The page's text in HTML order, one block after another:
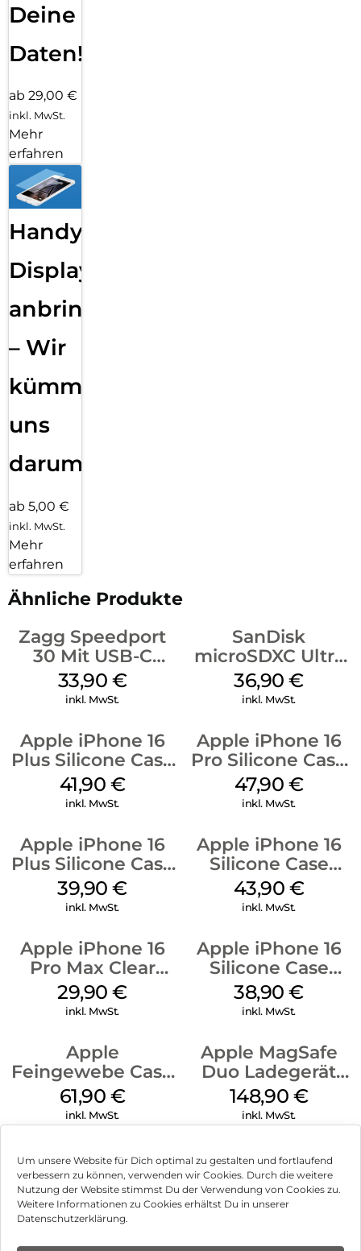
Um unsere Website für Dich optimal zu gestalten und fortlaufend
verbessern zu können, verwenden wir Cookies. Durch die weitere
Nutzung der Website stimmst Du der Verwendung von Cookies zu.
Weitere Informationen zu Cookies erhältst Du in unserer
Datenschutzerklärung.
Deine
Daten!
ab 29,00 €
inkl. MwSt.
Mehr
erfahren
Handy
Displayfolie
anbringen
– Wir
kümmern
uns
darum!
ab 5,00 €
inkl. MwSt.
Mehr
erfahren
Ähnliche Produkte
Zagg Speedport
30 Mit USB-C
Kabel Weiß
33,90 €
inkl. MwSt.
SanDisk
microSDXC Ultra
128 GB + Adapter
Mobile
36,90€
inkl. MwSt.
Apple iPhone 16
Plus Silicone Case
MagSafe Stone
Gray
41,90 €
inkl. MwSt.
Apple iPhone 16
Pro Silicone Case
MagSafe Denim
47,90 €
inkl. MwSt.
Apple iPhone 16
Plus Silicone Case
MagSafe Plum
39,90€
inkl. MwSt.
Apple iPhone 16
Silicone Case
MagSafe Plum
43,90 €
inkl. MwSt.
Apple iPhone 16
Pro Max Clear
Case MagSafe
Transparent
29,90€
inkl. MwSt.
Apple iPhone 16
Silicone Case
MagSafe
Ultramarine
38,90€
inkl. MwSt.
Apple
Feingewebe Case
iPhone 15 Pro
MagSafe Schwarz
61,90 €
inkl. MwSt.
Apple MagSafe
Duo Ladegerät
Weiß
148,90 €
inkl. MwSt.
Impressum